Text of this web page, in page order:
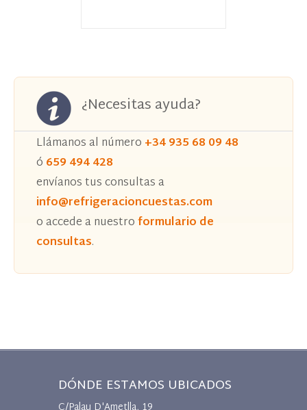
¿Necesitas ayuda?
Llámanos al número +34 935 68 09 48
ó 659 494 428
envíanos tus consultas a
info@refrigeracioncuestas.com
o accede a nuestroformulario de
consultas.
DÓNDE ESTAMOS UBICADOS